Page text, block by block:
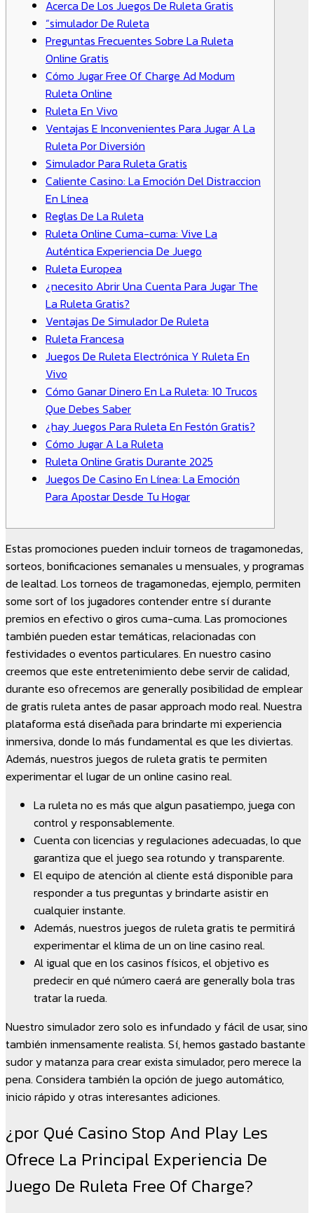
Acerca De Los Juegos De Ruleta Gratis
“simulador De Ruleta
Preguntas Frecuentes Sobre La Ruleta
Online Gratis
Cómo Jugar Free Of Charge Ad Modum
Ruleta Online
Ruleta En Vivo
Ventajas E Inconvenientes Para Jugar A La
Ruleta Por Diversión
Simulador Para Ruleta Gratis
Caliente Casino: La Emoción Del Distraccion
En Línea
Reglas De La Ruleta
Ruleta Online Cuma-cuma: Vive La
Auténtica Experiencia De Juego
Ruleta Europea
¿necesito Abrir Una Cuenta Para Jugar The
La Ruleta Gratis?
Ventajas De Simulador De Ruleta
Ruleta Francesa
Juegos De Ruleta Electrónica Y Ruleta En
Vivo
Cómo Ganar Dinero En La Ruleta: 10 Trucos
Que Debes Saber
¿hay Juegos Para Ruleta En Festón Gratis?
Cómo Jugar A La Ruleta
Ruleta Online Gratis Durante 2025
Juegos De Casino En Línea: La Emoción
Para Apostar Desde Tu Hogar
Estas promociones pueden incluir torneos de tragamonedas,
sorteos, bonificaciones semanales u mensuales, y programas
de lealtad. Los torneos de tragamonedas, ejemplo, permiten
some sort of los jugadores contender entre sí durante
premios en efectivo o giros cuma-cuma. Las promociones
también pueden estar temáticas, relacionadas con
festividades o eventos particulares. En nuestro casino
creemos que este entretenimiento debe servir de calidad,
durante eso ofrecemos are generally posibilidad de emplear
de gratis ruleta antes de pasar approach modo real. Nuestra
plataforma está diseñada para brindarte mi experiencia
inmersiva, donde lo más fundamental es que les diviertas.
Además, nuestros juegos de ruleta gratis te permiten
experimentar el lugar de un online casino real.
La ruleta no es más que algun pasatiempo, juega con
control y responsablemente.
Cuenta con licencias y regulaciones adecuadas, lo que
garantiza que el juego sea rotundo y transparente.
El equipo de atención al cliente está disponible para
responder a tus preguntas y brindarte asistir en
cualquier instante.
Además, nuestros juegos de ruleta gratis te permitirá
experimentar el klima de un on line casino real.
Al igual que en los casinos físicos, el objetivo es
predecir en qué número caerá are generally bola tras
tratar la rueda.
Nuestro simulador zero solo es infundado y fácil de usar, sino
también inmensamente realista. Sí, hemos gastado bastante
sudor y matanza para crear exista simulador, pero merece la
pena. Considera también la opción de juego automático,
inicio rápido y otras interesantes adiciones.
¿por Qué Casino Stop And Play Les
Ofrece La Principal Experiencia De
Juego De Ruleta Free Of Charge?